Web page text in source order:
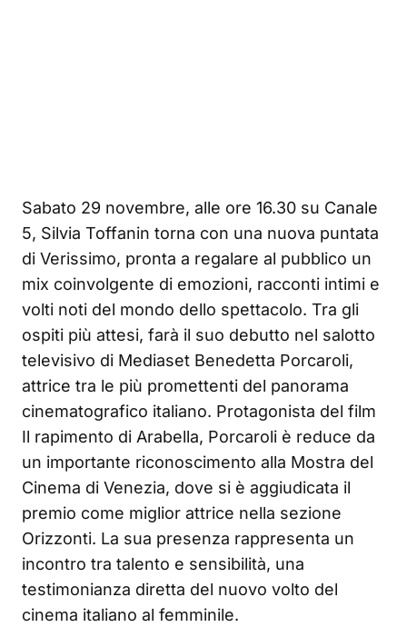
Sabato 29 novembre, alle ore 16.30 su Canale
5, Silvia Toffanin torna con una nuova puntata
di Verissimo, pronta a regalare al pubblico un
mix coinvolgente di emozioni, racconti intimi e
volti noti del mondo dello spettacolo. Tra gli
ospiti più attesi, farà il suo debutto nel salotto
televisivo di Mediaset Benedetta Porcaroli,
attrice tra le più promettenti del panorama
cinematografico italiano. Protagonista del film
Il rapimento di Arabella, Porcaroli è reduce da
un importante riconoscimento alla Mostra del
Cinema di Venezia, dove si è aggiudicata il
premio come miglior attrice nella sezione
Orizzonti. La sua presenza rappresenta un
incontro tra talento e sensibilità, una
testimonianza diretta del nuovo volto del
cinema italiano al femminile.